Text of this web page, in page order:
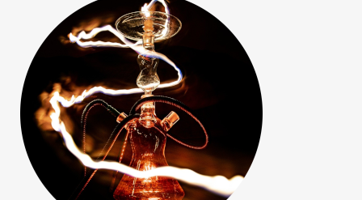
Un espace dédié pour savorer votre
narguilé en toute tranquilité et
simplicité.